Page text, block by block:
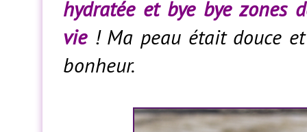
hydratée et bye bye zones
vie! Ma peau était douce et
bonheur.